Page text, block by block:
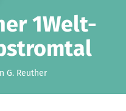
1Welt-
G. Reuther